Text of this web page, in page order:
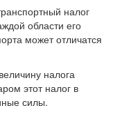
налог
области его
может отличатся
налога
этот налог в
силы.